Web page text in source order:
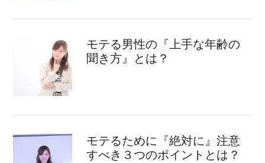
モテる男性の『上手な年齢の
聞き方』とは？
モテるために『絶対に』注意
すべき３つのポイントとは？